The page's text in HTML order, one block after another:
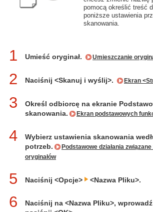
pomocą określić treść
poniższe ustawienia
skanowania.
1 Umieść oryginał. Umieszczanie
2 Naciśnij <Skanuj i wyślij>. Ekran
3
Określ odbiorcę na ekranie
skanowania.
Ekran podstawowych
4
Wybierz ustawienia skanowania
potrzeb.
Podstawowe działania
oryginałów
5 Naciśnij <Opcje> <Nazwa Pliku>.
6
Naciśnij na <Nazwa Pliku>,